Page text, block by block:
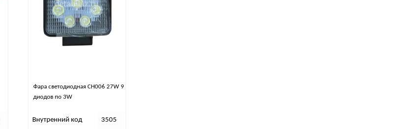
Фара светодиодная CH006 27W 9
диодов по 3W
Внутренний код 3505